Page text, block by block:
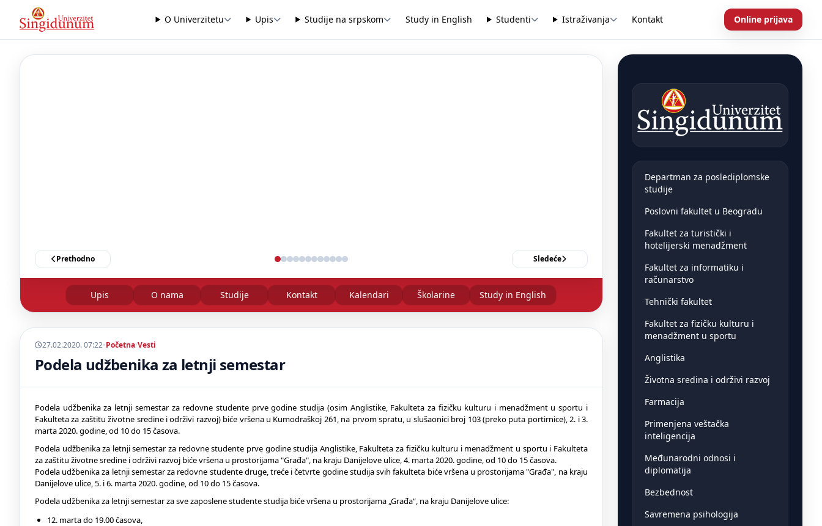
O Univerzitetu Upis Studije na srpskom Study in English Studenti Istraživanja Kontakt Online prijava
Prethodno Sledeće
Upis O nama Studije Kontakt Kalendari Školarine Study in English
27.02.2020. 07:22•Početna/Vesti
Podela udžbenika za letnji semestar
Podela udžbenika za letnji semestar za redovne studente prve godine studija (osim Anglistike, Fakulteta za fizičku kulturu i menadžment u sportu i
Fakulteta za zaštitu životne sredine i održivi razvoj) biće vršena u Kumodraškoj 261, na prvom spratu, u slušaonici broj 103 (preko puta portirnice), 2. i 3.
marta 2020. godine, od 10 do 15 časova.
Podela udžbenika za letnji semestar za redovne studente prve godine studija Anglistike, Fakulteta za fizičku kulturu i menadžment u sportu i Fakulteta
za zaštitu životne sredine i održivi razvoj biće vršena u prostorijama "Građa", na kraju Danijelove ulice, 4. marta 2020. godine, od 10 do 15 časova.
Podela udžbenika za letnji semestar za redovne studente druge, treće i četvrte godine studija svih fakulteta biće vršena u prostorijama "Građa", na kraju
Danijelove ulice, 5. i 6. marta 2020. godine, od 10 do 15 časova.
Podela udžbenika za letnji semestar za sve zaposlene studente studija biće vršena u prostorijama „Građa“, na kraju Danijelove ulice:
12. marta do 19.00 časova,
Departman za poslediplomske
studije
Poslovni fakultet u Beogradu
Fakultet za turistički i
hotelijerski menadžment
Fakultet za informatiku i
računarstvo
Tehnički fakultet
Fakultet za fizičku kulturu i
menadžment u sportu
Anglistika
Životna sredina i održivi razvoj
Farmacija
Primenjena veštačka
inteligencija
Međunarodni odnosi i
diplomatija
Bezbednost
Savremena psihologija